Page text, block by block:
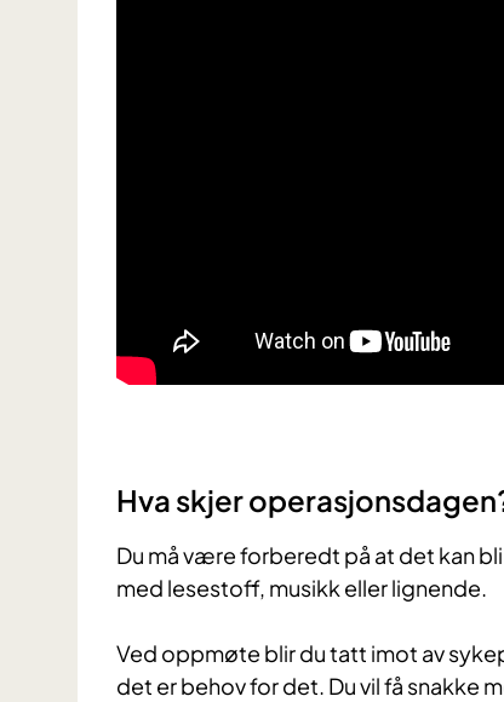
Hva skjer
Du må være forberedt på at det kan
med lesestoff, musikk eller lignende.
Ved oppmøte blir du tatt imot av
det er behov for det. Du vil få snakke